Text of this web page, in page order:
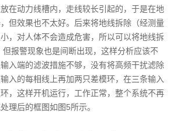
在动力线槽内，走线较长引起的，于是在地
但效果也不太好。后来将地线拆除（经测量
，对人体不会造成危害，所以可以将地线拆
但报警现象也是间断出现，这样分析应该不
入端的滤波措施不够，没有将高频干扰滤除
入的每相线上再加两只差模环，在三条输入
，这样开机运行，工作正常，整个系统不再
理后的框图如图5所示。